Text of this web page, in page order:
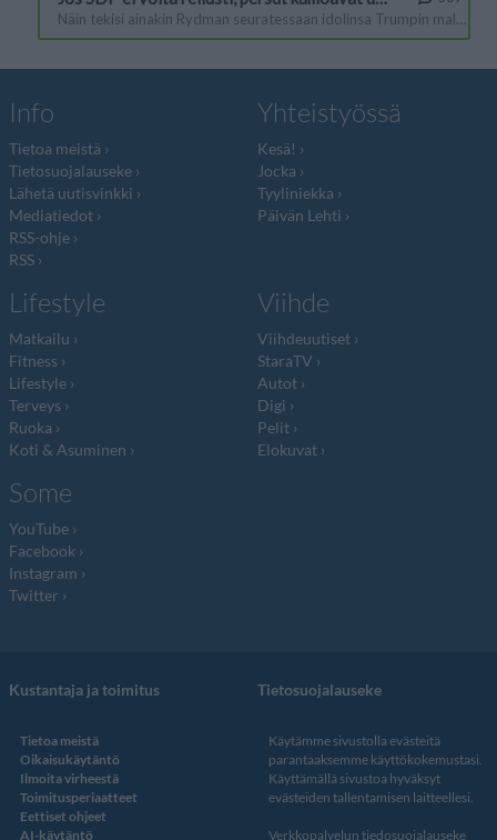
Info
Tietoa meistä
Tietosuojalauseke
Lähetä uutisvinkki
Mediatiedot
RSS-ohje
RSS
Yhteistyössä
Kesä!
Jocka
Tyyliniekka
Päivän Lehti
Lifestyle
Matkailu
Fitness
Lifestyle
Terveys
Ruoka
Koti & Asuminen
Viihde
Viihdeuutiset
StaraTV
Autot
Digi
Pelit
Elokuvat
Some
YouTube
Facebook
Instagram
Twitter
Kustantaja ja toimitus
Tietoa meistä
Oikaisukäytäntö
Ilmoita virheestä
Toimitusperiaatteet
Eettiset ohjeet
AI-käytäntö
Tietosuojalauseke
Käytämme sivustolla evästeitä
parantaaksemme käyttökokemustasi.
Käyttämällä sivustoa hyväksyt
evästeiden tallentamisen laitteellesi.
Verkkopalvelun tiedosuojalauseke